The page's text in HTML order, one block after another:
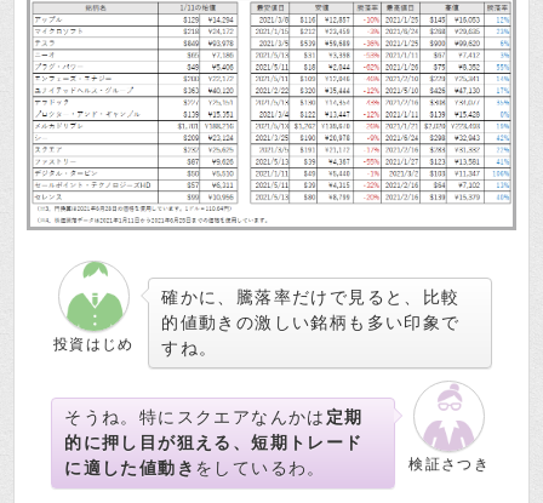
投資はじめ
確かに、騰落率だけで見ると、比較
的値動きの激しい銘柄も多い印象で
すね。
検証さつき
そうね。特にスクエアなんかは 定期
的に押し目が狙える、短期トレード
に適した値動き をしているわ。